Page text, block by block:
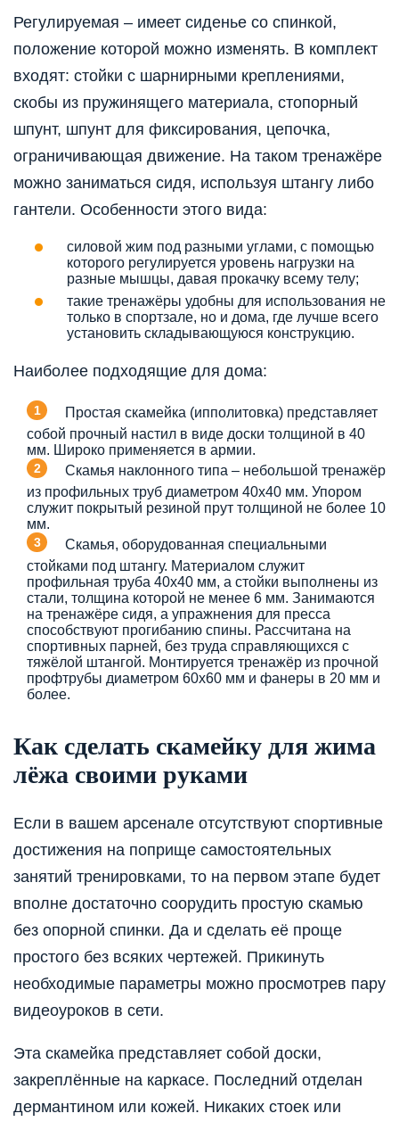
Регулируемая – имеет сиденье со спинкой,
положение которой можно изменять. В комплект
входят: стойки с шарнирными креплениями,
скобы из пружинящего материала, стопорный
шпунт, шпунт для фиксирования, цепочка,
ограничивающая движение. На таком тренажёре
можно заниматься сидя, используя штангу либо
гантели. Особенности этого вида:
силовой жим под разными углами, с помощью
которого регулируется уровень нагрузки на
разные мышцы, давая прокачку всему телу;
такие тренажёры удобны для использования не
только в спортзале, но и дома, где лучше всего
установить складывающуюся конструкцию.
Наиболее подходящие для дома:
Простая скамейка (ипполитовка) представляет
собой прочный настил в виде доски толщиной в 40
мм. Широко применяется в армии.
Скамья наклонного типа – небольшой тренажёр
из профильных труб диаметром 40х40 мм. Упором
служит покрытый резиной прут толщиной не более 10
мм.
Скамья, оборудованная специальными
стойками под штангу. Материалом служит
профильная труба 40х40 мм, а стойки выполнены из
стали, толщина которой не менее 6 мм. Занимаются
на тренажёре сидя, а упражнения для пресса
способствуют прогибанию спины. Рассчитана на
спортивных парней, без труда справляющихся с
тяжёлой штангой. Монтируется тренажёр из прочной
профтрубы диаметром 60х60 мм и фанеры в 20 мм и
более.
Как сделать скамейку для жима
лёжа своими руками
Если в вашем арсенале отсутствуют спортивные
достижения на поприще самостоятельных
занятий тренировками, то на первом этапе будет
вполне достаточно соорудить простую скамью
без опорной спинки. Да и сделать её проще
простого без всяких чертежей. Прикинуть
необходимые параметры можно просмотрев пару
видеоуроков в сети.
Эта скамейка представляет собой доски,
закреплённые на каркасе. Последний отделан
дермантином или кожей. Никаких стоек или